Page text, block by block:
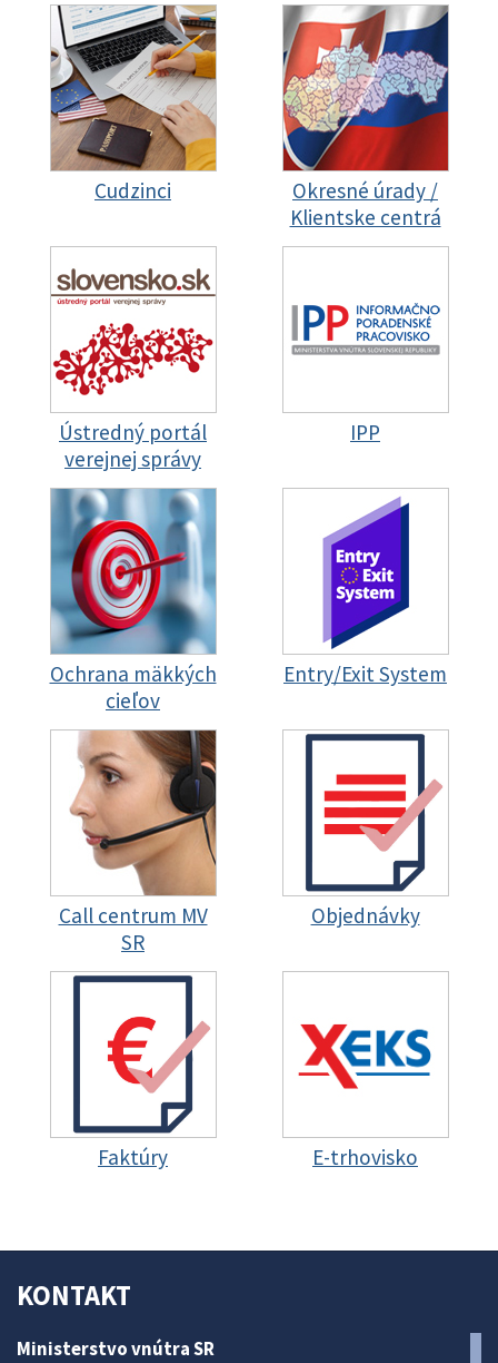
Cudzinci
Okresné úrady /
Klientske centrá
Ústredný portál
verejnej správy
IPP
Ochrana mäkkých
cieľov
Entry/Exit System
Call centrum MV
SR
Objednávky
Faktúry E-trhovisko
KONTAKT
Ministerstvo vnútra SR